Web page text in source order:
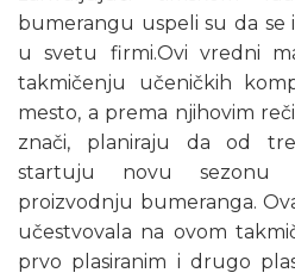
bumerangu uspeli su da se
u svetu firmi.Ovi vredni
takmičenju učeničkih
mesto, a prema njihovim
znači, planiraju da od
startuju novu sezonu
proizvodnju bumeranga.
učestvovala na ovom
prvo plasiranim i drugo